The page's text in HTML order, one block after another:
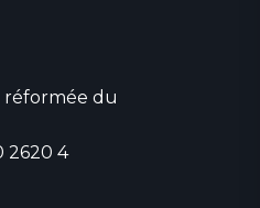
réformée du
2620 4